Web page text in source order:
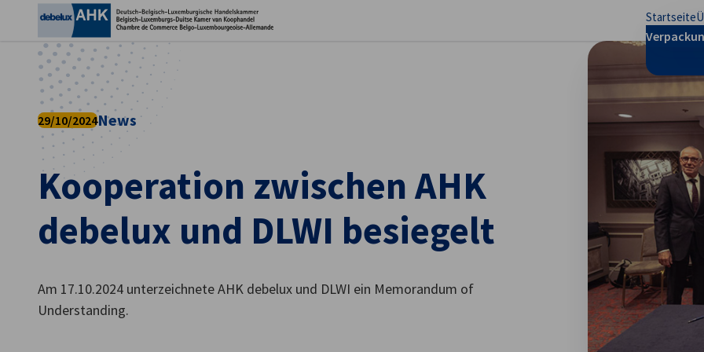
Startseite
Kooperation zwischen AHK
debelux und DLWI besiegelt
29/10/2024News
Am 17.10.2024 unterzeichnete AHK debelux und DLWI ein Memorandum of
Understanding.